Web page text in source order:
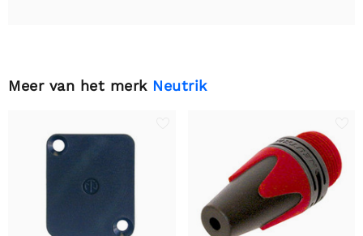
Meer van het merk Neutrik